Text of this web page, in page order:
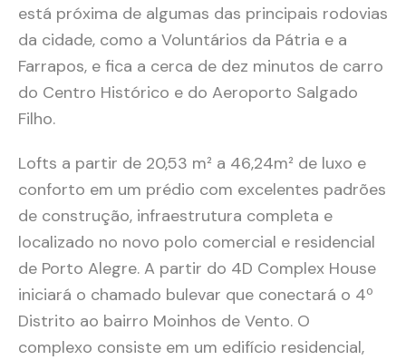
está próxima de algumas das principais rodovias
da cidade, como a Voluntários da Pátria e a
Farrapos, e fica a cerca de dez minutos de carro
do Centro Histórico e do Aeroporto Salgado
Filho.
Lofts a partir de 20,53 m² a 46,24m² de luxo e
conforto em um prédio com excelentes padrões
de construção, infraestrutura completa e
localizado no novo polo comercial e residencial
de Porto Alegre. A partir do 4D Complex House
iniciará o chamado bulevar que conectará o 4º
Distrito ao bairro Moinhos de Vento. O
complexo consiste em um edifício residencial,